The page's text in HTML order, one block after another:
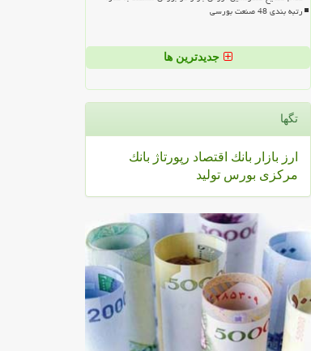
رتبه بندی 48 صنعت بورسی
جدیدترین ها
تگها
ارز بازار بانك اقتصاد رپورتاژ بانك
مركزی بورس تولید